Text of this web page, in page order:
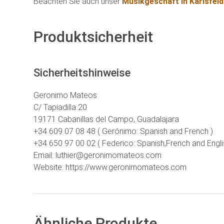
Produktsicherheit
Sicherheitshinweise
Geronimo Mateos
C/ Tapiadilla 20
19171 Cabanillas del Campo, Guadalajara
+34 609 07 08 48 ( Gerónimo: Spanish and French )
+34 650 97 00 02 ( Federico: Spanish,French and
Email: luthier@geronimomateos.com
Website: https://www.geronimomateos.com